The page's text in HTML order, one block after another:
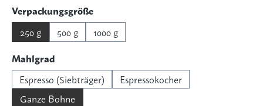
Verpackungsgrößeauswählen
250 g
500 g
1000 g
Mahlgrad
Espresso (Siebträger)
Espressokocher
Ganze Bohne